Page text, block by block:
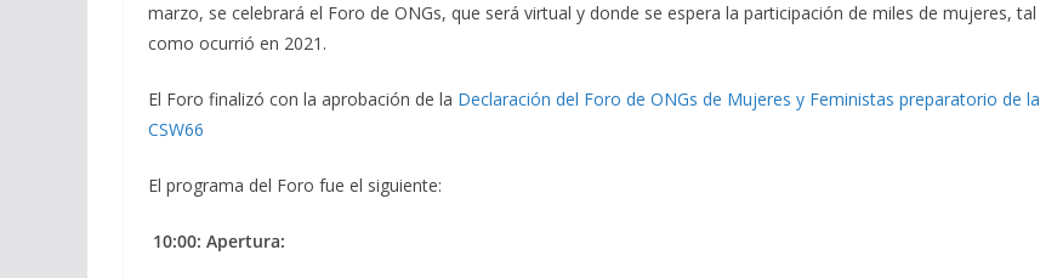
marzo, se celebrará el Foro de ONGs, que será virtual y donde se espera la participación de miles de mujeres, tal
como ocurrió en 2021.
El Foro finalizó con la aprobación de la Declaración del Foro de ONGs de Mujeres y Feministas preparatorio de la
CSW66
El programa del Foro fue el siguiente:
10:00: Apertura: